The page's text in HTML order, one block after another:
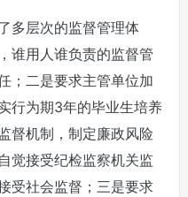
多层次的监督管理体
谁用人谁负责的监督管
；二是要求主管单位加
行为期3年的毕业生培养
督机制，制定廉政风险
觉接受纪检监察机关监
受社会监督；三是要求